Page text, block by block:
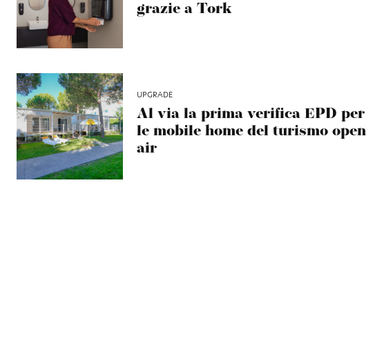
grazie a Tork
UPGRADE
Al via la prima verifica EPD per
le mobile home del turismo open
air